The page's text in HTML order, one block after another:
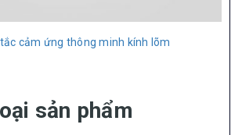
cảm ứng thông minh kính lõm
sản phẩm